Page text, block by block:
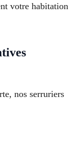
votre habitation
nos serruriers